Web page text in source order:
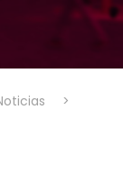
>